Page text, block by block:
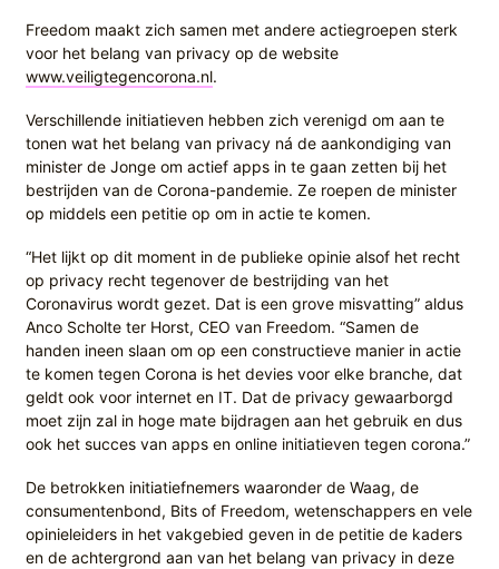
Freedom maakt zich samen met andere actiegroepen sterk
voor het belang van privacy op de website
www.veiligtegencorona.nl.
Verschillende initiatieven hebben zich verenigd om aan te
tonen wat het belang van privacy ná de aankondiging van
minister de Jonge om actief apps in te gaan zetten bij het
bestrijden van de Corona-pandemie. Ze roepen de minister
op middels een petitie op om in actie te komen.
“Het lijkt op dit moment in de publieke opinie alsof het recht
op privacy recht tegenover de bestrijding van het
Coronavirus wordt gezet. Dat is een grove misvatting” aldus
Anco Scholte ter Horst, CEO van Freedom. “Samen de
handen ineen slaan om op een constructieve manier in actie
te komen tegen Corona is het devies voor elke branche, dat
geldt ook voor internet en IT. Dat de privacy gewaarborgd
moet zijn zal in hoge mate bijdragen aan het gebruik en dus
ook het succes van apps en online initiatieven tegen corona.”
De betrokken initiatiefnemers waaronder de Waag, de
consumentenbond, Bits of Freedom, wetenschappers en vele
opinieleiders in het vakgebied geven in de petitie de kaders
en de achtergrond aan van het belang van privacy in deze